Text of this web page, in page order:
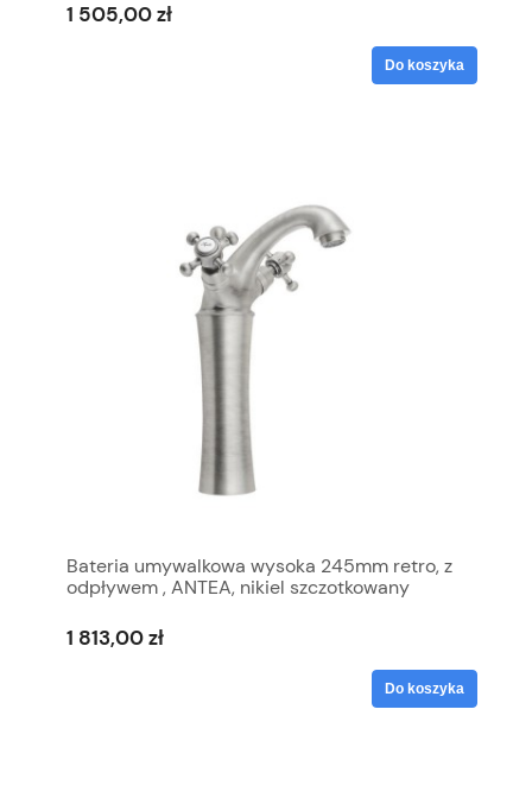
1 505,00 zł
Do koszyka
Bateria umywalkowa wysoka 245mm retro, z
odpływem , ANTEA, nikiel szczotkowany
1 813,00 zł
Do koszyka